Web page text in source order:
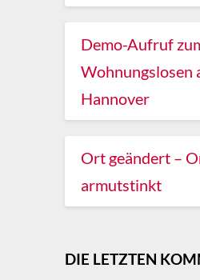
Demo-Aufruf
Wohnungslosen
Hannover
Ort geändert –
armutstinkt
DIE LETZTEN